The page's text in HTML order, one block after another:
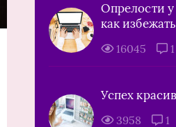
Опрелости у
как
16045 1
Успех
3958 1